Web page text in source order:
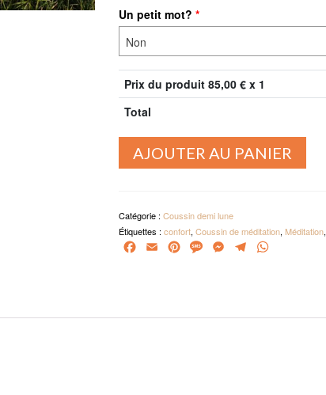
Un petit mot? *
Non
Prix du produit 85,00 € x 1
Total
quantité
Rose
Hoali
AJOUTER AU PANIER
Catégorie : Coussin demi lune
Étiquettes : confort, Coussin de méditation, Méditation,
Facebook
EmailPinterestMessageMessenger
Telegram